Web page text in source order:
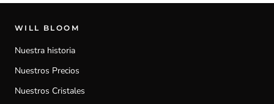
WILL BLOOM
Nuestra historia
Nuestros Precios
Nuestros Cristales